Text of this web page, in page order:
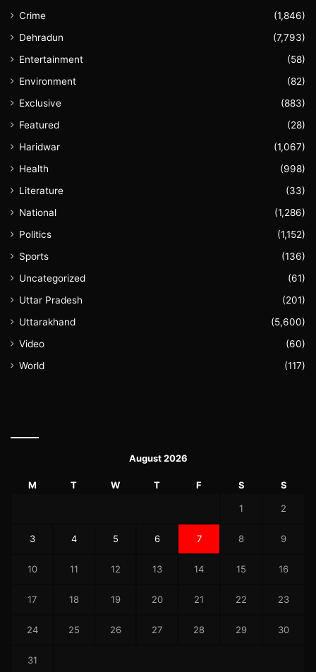
Crime
(1,846)
Dehradun
(7,793)
Entertainment
(58)
Environment
(82)
Exclusive
(883)
Featured
(28)
Haridwar
(1,067)
Health
(998)
Literature
(33)
National
(1,286)
Politics
(1,152)
Sports
(136)
Uncategorized
(61)
Uttar Pradesh
(201)
Uttarakhand
(5,600)
Video
(60)
World
(117)
August 2026
M T W T F S S
1 2
3 4 5 6 7 8 9
10 11 12 13 14 15 16
17 18 19 20 21 22 23
24 25 26 27 28 29 30
31